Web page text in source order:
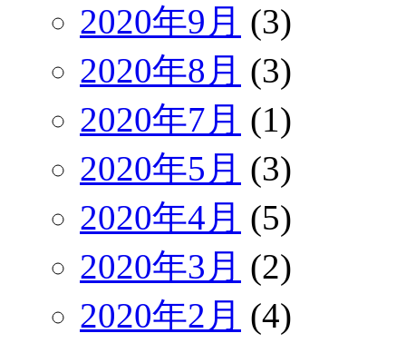
2020年9月 (3)
2020年8月 (3)
2020年7月 (1)
2020年5月 (3)
2020年4月 (5)
2020年3月 (2)
2020年2月 (4)